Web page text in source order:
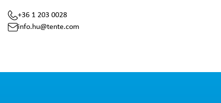
+36 1 203 0028
info.hu@tente.com